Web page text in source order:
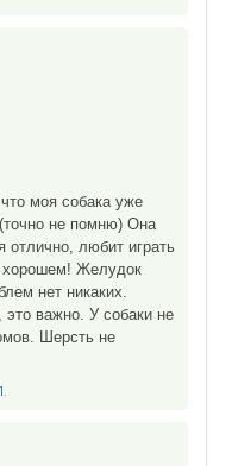
моя собака уже
не помню) Она
отлично, любит играть
хорошем! Желудок
нет никаких.
это важно. У собаки не
Шерсть не